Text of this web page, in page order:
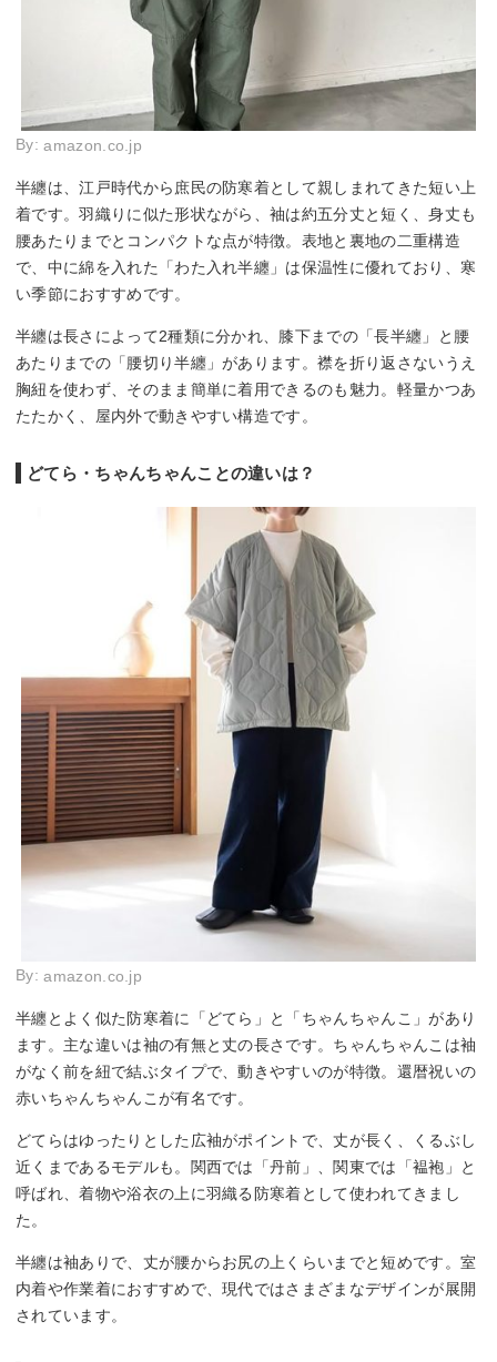
By:amazon.co.jp
半纏は、江戸時代から庶民の防寒着として親しまれてきた短い上
着です。羽織りに似た形状ながら、袖は約五分丈と短く、身丈も
腰あたりまでとコンパクトな点が特徴。表地と裏地の二重構造
で、中に綿を入れた「わた入れ半纏」は保温性に優れており、寒
い季節におすすめです。
半纏は長さによって2種類に分かれ、膝下までの「長半纏」と腰
あたりまでの「腰切り半纏」があります。襟を折り返さないうえ
胸紐を使わず、そのまま簡単に着用できるのも魅力。軽量かつあ
たたかく、屋内外で動きやすい構造です。
どてら・ちゃんちゃんことの違いは？
By:amazon.co.jp
半纏とよく似た防寒着に「どてら」と「ちゃんちゃんこ」があり
ます。主な違いは袖の有無と丈の長さです。ちゃんちゃんこは袖
がなく前を紐で結ぶタイプで、動きやすいのが特徴。還暦祝いの
赤いちゃんちゃんこが有名です。
どてらはゆったりとした広袖がポイントで、丈が長く、くるぶし
近くまであるモデルも。関西では「丹前」、関東では「褞袍」と
呼ばれ、着物や浴衣の上に羽織る防寒着として使われてきまし
た。
半纏は袖ありで、丈が腰からお尻の上くらいまでと短めです。室
内着や作業着におすすめで、現代ではさまざまなデザインが展開
されています。